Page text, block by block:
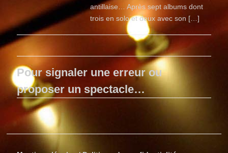
antillaise… Après sept albums dont
trois en solo et deux avec son […]
Pour signaler une erreur ou
proposer un spectacle…